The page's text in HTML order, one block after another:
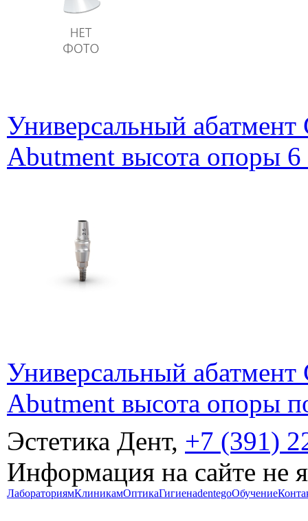
Универсальный
Abutment высота опоры
Универсальный
Abutment высота опоры
Эстетика Дент, +7 (391)
Информация на сайте не
ЛабораториямКлиникамОптикаГигиенаdentegoОбучение